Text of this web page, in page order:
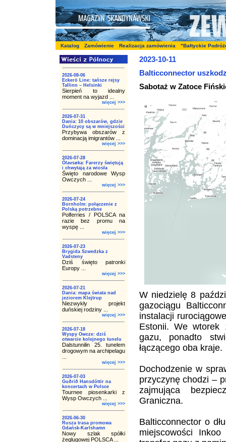
Katalog Zamówienie Realizacja zamówienia "Bałtyckie
2026-08-06
Eckerö Line: tańsze rejsy
Tallinn – Helsinki
Sierpień to idealny
moment na wyjazd ...
więcej >>>
2026-07-31
Dania: 10 obszarów, gdzie
Duńczycy są w mniejszości
Przybywa obszarów z
dominacją imigrantów ...
więcej >>>
2026-07-28
Ólavsøka: Farerzy świętują
i chwytają za wiosła
Święto narodowe Wysp
Owczych ...
więcej >>>
2026-07-24
Bornholm: połączenie z
Polską potrzebne
Polferries / POLSCA na
razie bez promu na
wyspę ...
więcej >>>
2026-07-23
Brygida Szwedzka z
Vadsteny
Dziś święto patronki
Europy ...
więcej >>>
2026-07-21
Dania: mapa świata nad
jeziorem Klejtrup
Niezwykły projekt
duńskiej rodziny ...
więcej >>>
2026-07-18
Wyspy Owcze: dziś
otwarcie kolejnego tunelu
Dalstunnilin 25. tunelem
drogowym na archipelagu
więcej >>>
2026-07-03
Guðrið Hansdóttir na
koncertach w Polsce
Tournee piosenkarki z
Wysp Owczych ...
więcej >>>
2026-06-30
Rusza trasa promowa
Gdańsk-Karlshamn
Nowy szlak spółki
żeglugowej POLSCA ...
2023-10-11
Balticconnector
Sabotaż w Zatoce
W niedzielę 8
gazociągu
instalacji
Estonii. We wtorek
gazu, ponadto
łączącego oba kraje.
Dochodzenie w
przyczynę chodzi –
zajmująca
Graniczna.
Balticconnector o
miejscowości